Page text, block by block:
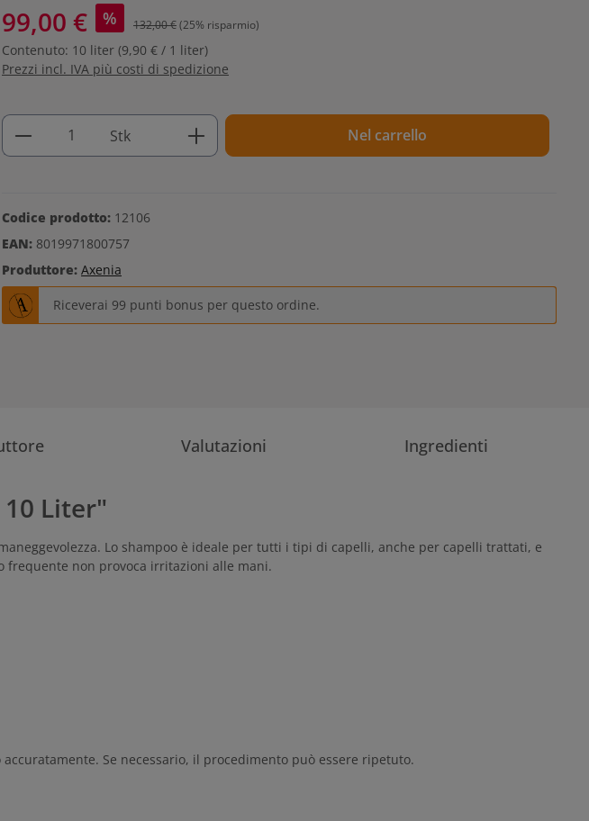
99,00 € % 132,00 €(25% risparmio)
Contenuto: 10 liter (9,90 € / 1 liter)
Prezzi incl. IVA più costi di spedizione
Quantità del prodotto: inserisci la quantità desiderata o
Stk Nel carrello
Codice prodotto: 12106
EAN: 8019971800757
Produttore: Axenia
Riceverai 99 punti bonus per questo ordine.
Valutazioni Ingredienti
Liter"
Lo shampoo è ideale per tutti i tipi di capelli, anche per capelli trattati, e
frequente non provoca irritazioni alle mani.
Se necessario, il procedimento può essere ripetuto.